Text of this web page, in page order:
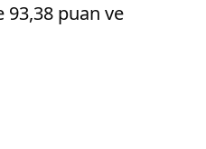
93,38 puan ve